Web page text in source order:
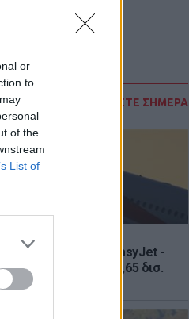
or
to
of the
List of
ΔΙΑΒΑΣΤΕ ΣΗΜΕΡΑ
εξαγοράς για την EasyJet -
Appolo για 6,65 δισ.